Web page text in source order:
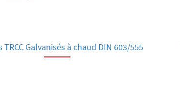
Galvanisés à chaud DIN 603/555